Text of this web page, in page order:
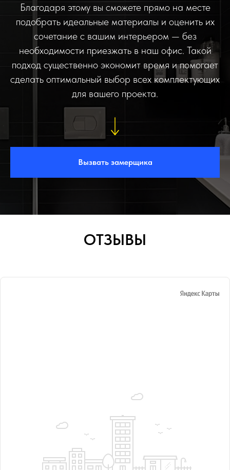
Благодаря этому вы сможете прямо на месте
подобрать идеальные материалы и оценить их
сочетание с вашим интерьером — без
необходимости приезжать в наш офис. Такой
подход существенно экономит время и помогает
сделать оптимальный выбор всех комплектующих
для вашего проекта.
Вызвать замерщика
ОТЗЫВЫ